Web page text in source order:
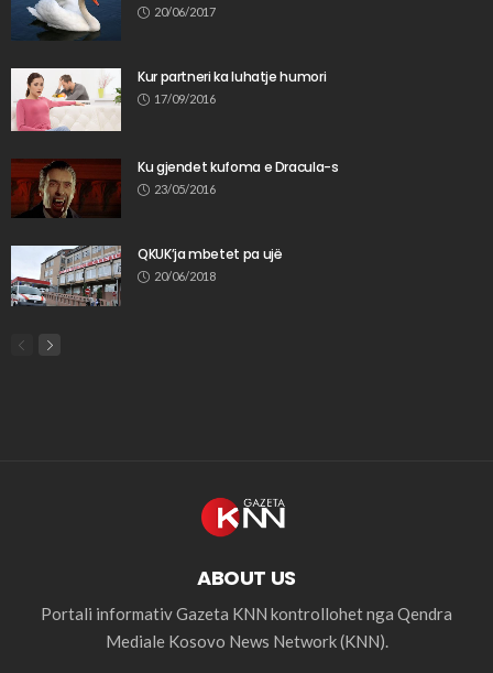
20/06/2017
Kur partneri ka luhatje humori
17/09/2016
Ku gjendet kufoma e Dracula-s
23/05/2016
QKUK’ja mbetet pa ujë
20/06/2018
ABOUT US
Portali informativ Gazeta KNN kontrollohet nga Qendra
Mediale Kosovo News Network (KNN).